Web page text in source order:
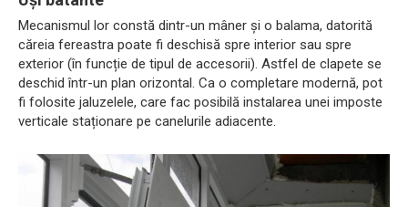
Mecanismul lor constă dintr-un mâner și o balama, datorită
căreia fereastra poate fi deschisă spre interior sau spre
exterior (în funcție de tipul de accesorii). Astfel de clapete se
deschid într-un plan orizontal. Ca o completare modernă, pot
fi folosite jaluzelele, care fac posibilă instalarea unei imposte
verticale staționare pe canelurile adiacente.